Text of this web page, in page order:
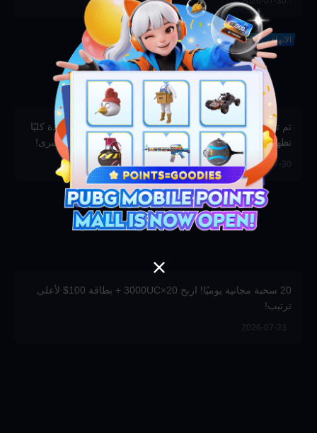
الانهاء ب 2026-12-31
تم تحديث مجموعة جوائز سحب الرموز! عناصر نادرة وجديدة كليًا
تظهر لأول مرة بشكل مذهل—شارك الآن واربح الجوائز الكبرى!
Midasbuy · 2026-07-30
20 سحبة مجانية يوميًا! اربح 20×3000UC + بطاقة 100$ لأعلى
ترتيب!